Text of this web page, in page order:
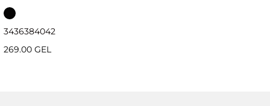
3436384042
269.00 GEL